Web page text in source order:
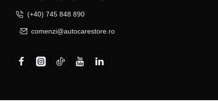
(+40) 745 848 890
comenzi@autocarestore.ro